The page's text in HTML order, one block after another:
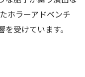
ホラーアドベンチ
受けています。